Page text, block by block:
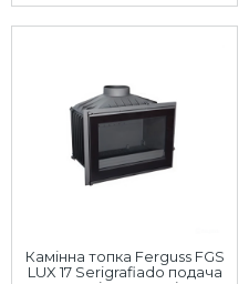
Камінна топка Ferguss FGS
LUX 17 Serigrafiado подача